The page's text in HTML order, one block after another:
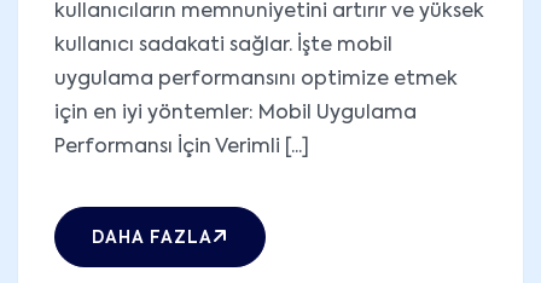
kullanıcıların memnuniyetini artırır ve yüksek
kullanıcı sadakati sağlar. İşte mobil
uygulama performansını optimize etmek
için en iyi yöntemler: Mobil Uygulama
Performansı İçin Verimli [...]
DAHA FAZLA